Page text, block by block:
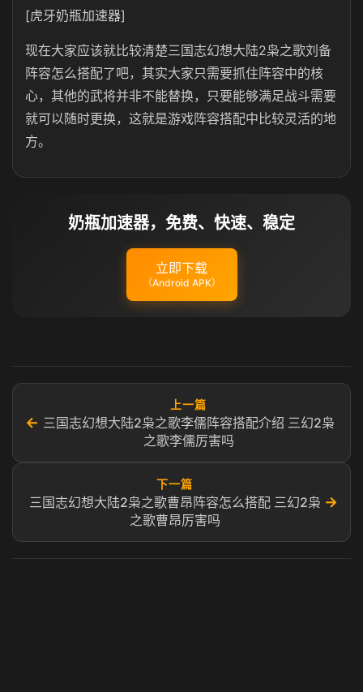
[虎牙奶瓶加速器]
现在大家应该就比较清楚三国志幻想大陆2枭之歌刘备
阵容怎么搭配了吧，其实大家只需要抓住阵容中的核
心，其他的武将并非不能替换，只要能够满足战斗需要
就可以随时更换，这就是游戏阵容搭配中比较灵活的地
方。
奶瓶加速器，免费、快速、稳定
立即下载
（Android APK）
←
上一篇
三国志幻想大陆2枭之歌李儒阵容搭配介绍 三幻2枭
之歌李儒厉害吗
下一篇
三国志幻想大陆2枭之歌曹昂阵容怎么搭配 三幻2枭
之歌曹昂厉害吗
→